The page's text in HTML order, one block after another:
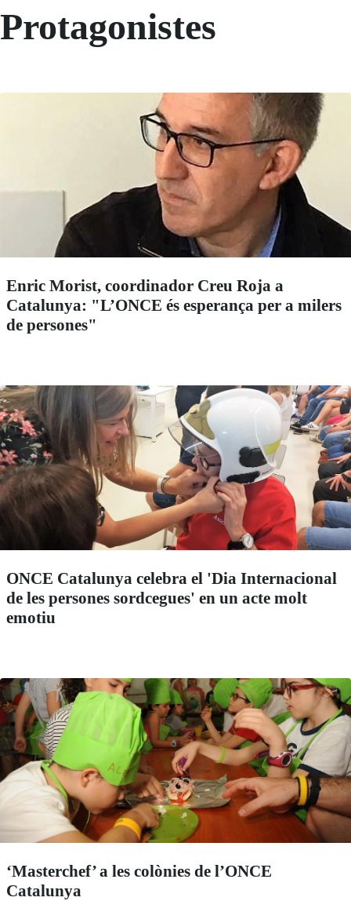
Protagonistes
Enric Morist, coordinador Creu Roja a
Catalunya: "L’ONCE és esperança per a milers
de persones"
ONCE Catalunya celebra el 'Dia Internacional
de les persones sordcegues' en un acte molt
emotiu
‘Masterchef’ a les colònies de l’ONCE
Catalunya